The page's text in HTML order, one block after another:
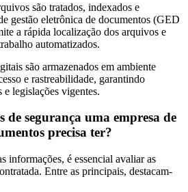
são tratados, indexados e
gestão eletrônica de documentos (GED
a rápida localização dos arquivos e
automatizados.
são armazenados em ambiente
e rastreabilidade, garantindo
legislações vigentes.
de segurança uma empresa de
precisa ter?
informações, é essencial avaliar as
Entre as principais, destacam-